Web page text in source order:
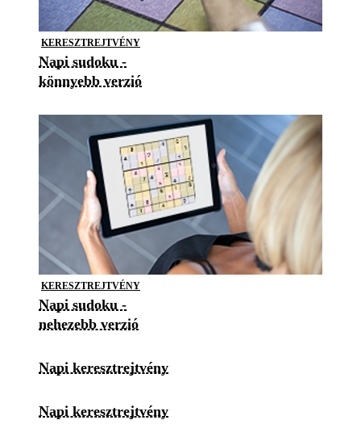
KERESZTREJTVÉNY
Napi sudoku -
könnyebb verzió
KERESZTREJTVÉNY
Napi sudoku -
nehezebb verzió
Napi keresztrejtvény
Napi keresztrejtvény